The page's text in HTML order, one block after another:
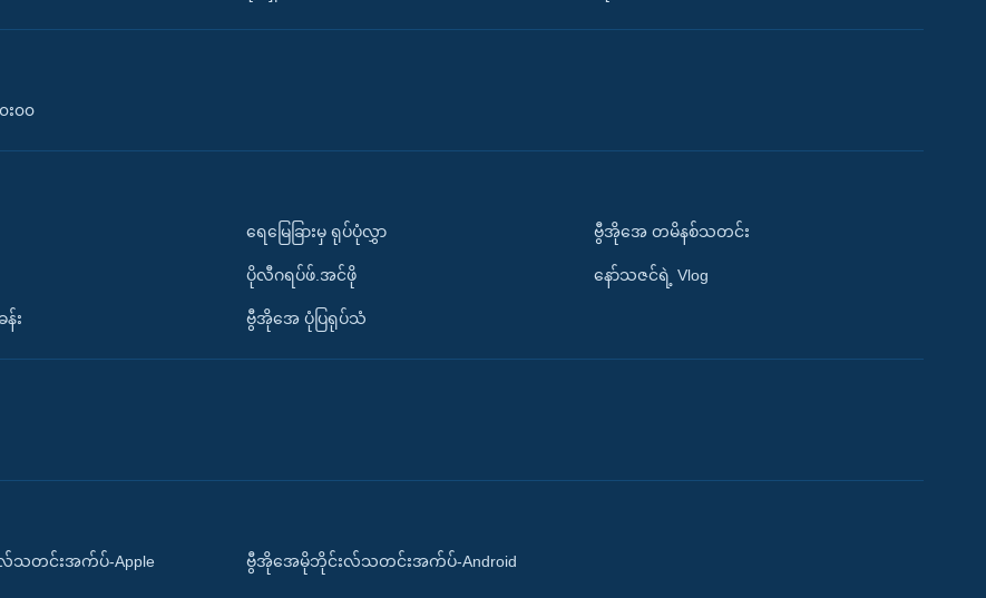
း၀၀
း
ရေမြေခြားမှ ရုပ်ပုံလွှာ
ပိုလီဂရပ်ဖ်.အင်ဖို
ဗွီအိုအေ ပုံပြရုပ်သံ
ဗွီအိုအေ တမိနစ်သတင်း
နော်သဇင်ရဲ့ Vlog
သတင်းအက်ပ်-Apple ဗွီအိုအေမိုဘိုင်းလ်သတင်းအက်ပ်-Android